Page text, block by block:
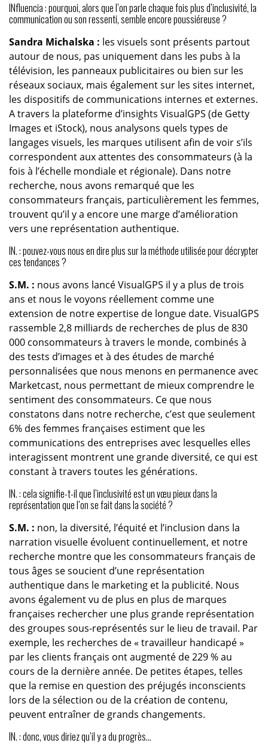
INfluencia : pourquoi, alors que l’on parle chaque fois plus d’inclusivité, la
communication ou son ressenti, semble encore poussiéreuse ?
Sandra Michalska : les visuels sont présents partout
autour de nous, pas uniquement dans les pubs à la
télévision, les panneaux publicitaires ou bien sur les
réseaux sociaux, mais également sur les sites internet,
les dispositifs de communications internes et externes.
A travers la plateforme d’insights VisualGPS (de Getty
Images et iStock), nous analysons quels types de
langages visuels, les marques utilisent afin de voir s’ils
correspondent aux attentes des consommateurs (à la
fois à l’échelle mondiale et régionale). Dans notre
recherche, nous avons remarqué que les
consommateurs français, particulièrement les femmes,
trouvent qu’il y a encore une marge d’amélioration
vers une représentation authentique.
IN. : pouvez-vous nous en dire plus sur la méthode utilisée pour décrypter
ces tendances ?
S.M. : nous avons lancé VisualGPS il y a plus de trois
ans et nous le voyons réellement comme une
extension de notre expertise de longue date. VisualGPS
rassemble 2,8 milliards de recherches de plus de 830
000 consommateurs à travers le monde, combinés à
des tests d’images et à des études de marché
personnalisées que nous menons en permanence avec
Marketcast, nous permettant de mieux comprendre le
sentiment des consommateurs. Ce que nous
constatons dans notre recherche, c’est que seulement
6% des femmes françaises estiment que les
communications des entreprises avec lesquelles elles
interagissent montrent une grande diversité, ce qui est
constant à travers toutes les générations.
IN. : cela signifie-t-il que l’inclusivité est un vœu pieux dans la
représentation que l’on se fait dans la société ?
S.M. : non, la diversité, l’équité et l’inclusion dans la
narration visuelle évoluent continuellement, et notre
recherche montre que les consommateurs français de
tous âges se soucient d’une représentation
authentique dans le marketing et la publicité. Nous
avons également vu de plus en plus de marques
françaises rechercher une plus grande représentation
des groupes sous-représentés sur le lieu de travail. Par
exemple, les recherches de « travailleur handicapé »
par les clients français ont augmenté de 229 % au
cours de la dernière année. De petites étapes, telles
que la remise en question des préjugés inconscients
lors de la sélection ou de la création de contenu,
peuvent entraîner de grands changements.
IN. : donc, vous diriez qu’il y a du progrès…